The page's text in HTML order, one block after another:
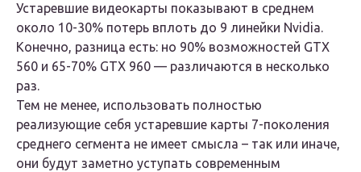
Устаревшие видеокарты показывают в среднем
около 10-30% потерь вплоть до 9 линейки Nvidia.
Конечно, разница есть: но 90% возможностей GTX
560 и 65-70% GTX 960 — различаются в несколько
раз.
Тем не менее, использовать полностью
реализующие себя устаревшие карты 7-поколения
среднего сегмента не имеет смысла – так или иначе,
они будут заметно уступать современным